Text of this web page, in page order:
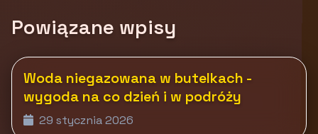
Powiązane wpisy
Woda niegazowana w butelkach -
wygoda na co dzień i w podróży
29 stycznia 2026